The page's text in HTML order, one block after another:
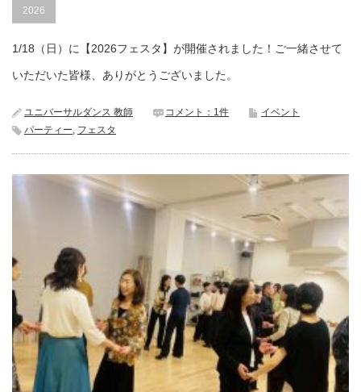
2026
1/18（日）に【2026フェスタ】が開催されました！ご一緒させて
いただいた皆様、ありがとうございました。
ユニバーサルダンス 教師 コメント：1件
イベント
パーティー, フェスタ